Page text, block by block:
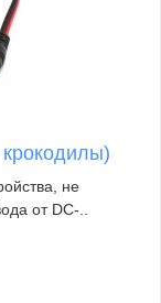
не
от DC-..